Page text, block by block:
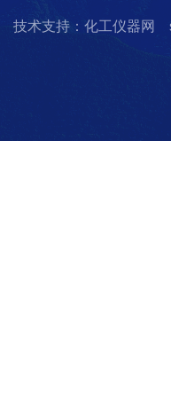
技术支持：化工仪器网